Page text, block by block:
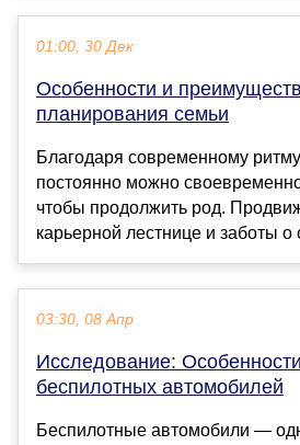
01:00, 30 Дек
Особенности и
планирования семьи
Благодаря современному
постоянно можно
чтобы продолжить род.
карьерной лестнице и заботы о
03:30, 08 Апр
Исследование:
беспилотных автомобилей
Беспилотные автомобили —